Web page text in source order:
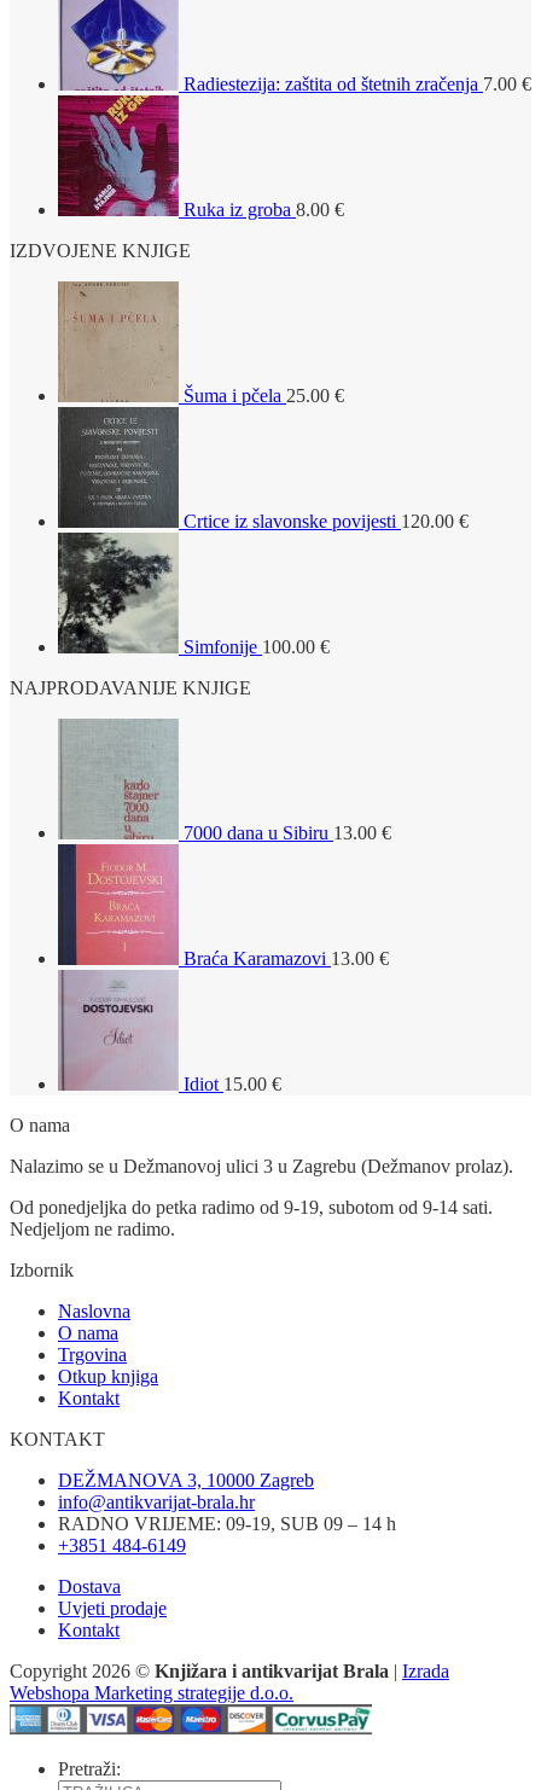
Radiestezija: zaštita od štetnih zračenja 7.00 €
Ruka iz groba 8.00 €
IZDVOJENE KNJIGE
Šuma i pčela 25.00 €
Crtice iz slavonske povijesti 120.00 €
Simfonije 100.00 €
NAJPRODAVANIJE KNJIGE
7000 dana u Sibiru 13.00 €
Braća Karamazovi 13.00 €
Idiot 15.00 €
O nama
Nalazimo se u Dežmanovoj ulici 3 u Zagrebu (Dežmanov prolaz).
Od ponedjeljka do petka radimo od 9-19, subotom od 9-14 sati.
Nedjeljom ne radimo.
Izbornik
Naslovna
O nama
Trgovina
Otkup knjiga
Kontakt
KONTAKT
DEŽMANOVA 3, 10000 Zagreb
info@antikvarijat-brala.hr
RADNO VRIJEME: 09-19, SUB 09 – 14 h
+3851 484-6149
Dostava
Uvjeti prodaje
Kontakt
Copyright 2026 © Knjižara i antikvarijat Brala | Izrada
Webshopa Marketing strategije d.o.o.
Pretraži: